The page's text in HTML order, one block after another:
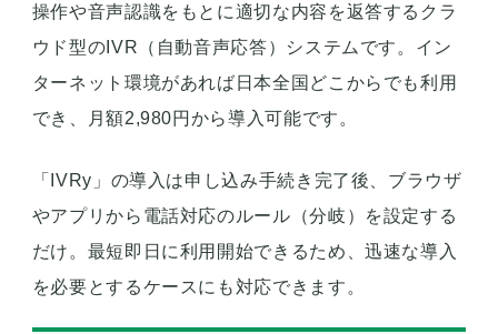
操作や音声認識をもとに適切な内容を返答するクラ
ウド型のIVR（自動音声応答）システムです。イン
ターネット環境があれば日本全国どこからでも利用
でき、月額2,980円から導入可能です。
「IVRy」の導入は申し込み手続き完了後、ブラウザ
やアプリから電話対応のルール（分岐）を設定する
だけ。最短即日に利用開始できるため、迅速な導入
を必要とするケースにも対応できます。